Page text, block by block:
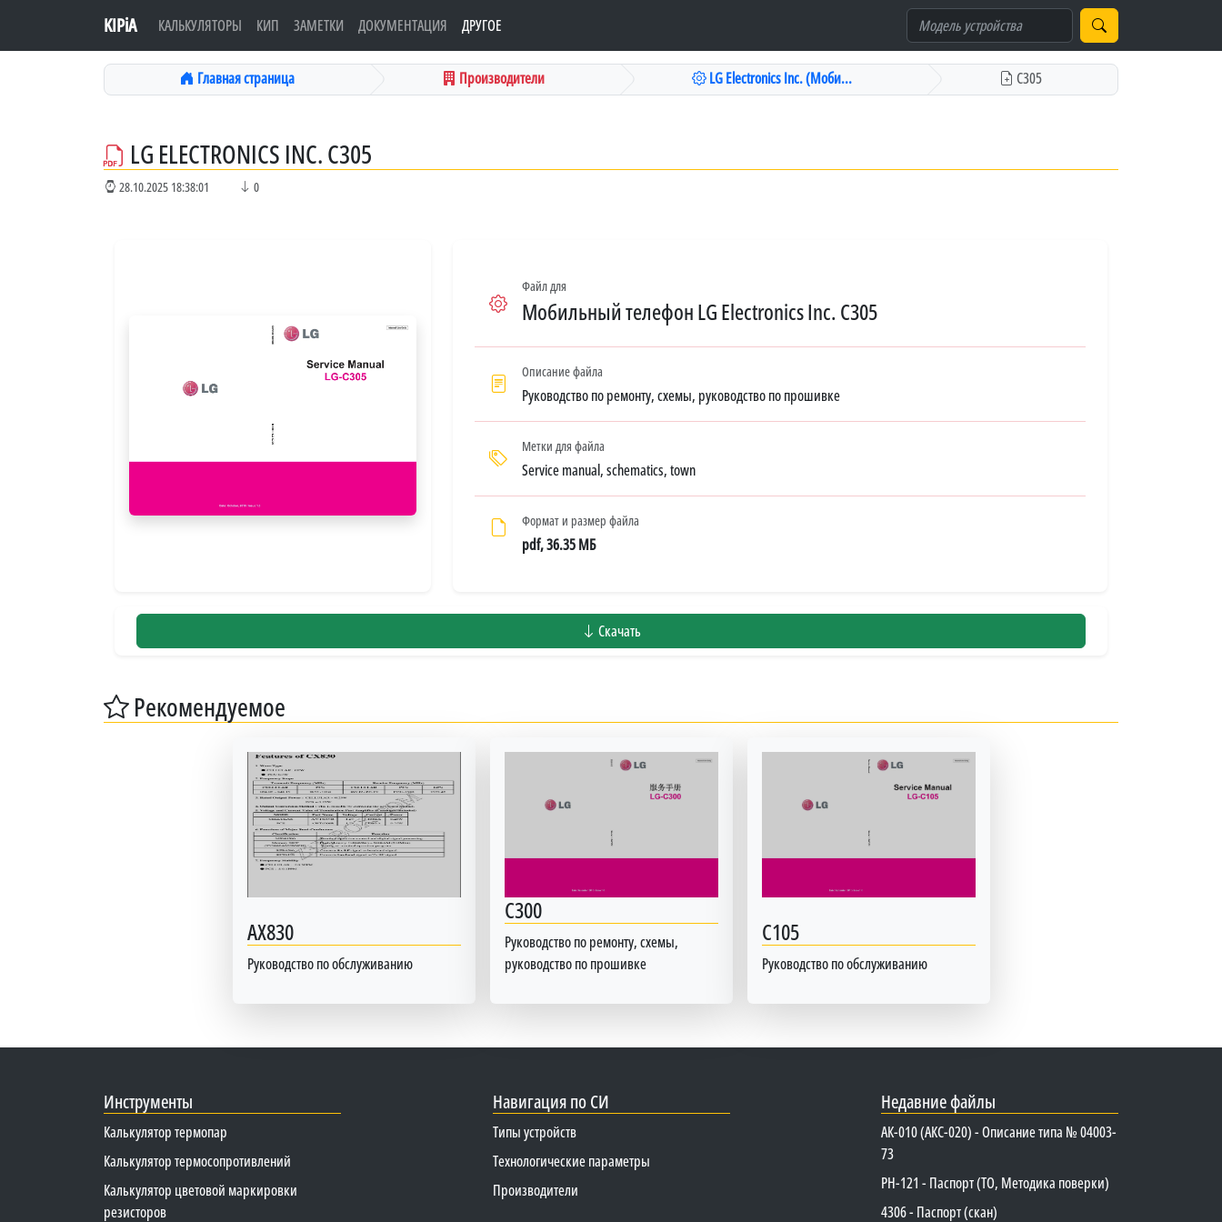
KIPiA КАЛЬКУЛЯТОРЫ КИП ЗАМЕТКИ ДОКУМЕНТАЦИЯ ДРУГОЕ
Главная страница Производители LG Electronics Inc. (Моби... C305
LG ELECTRONICS INC. C305
28.10.2025 18:38:01 0
Файл для
Мобильный телефон LG Electronics Inc. C305
Описание файла
Руководство по ремонту, схемы, руководство по прошивке
Метки для файла
Service manual, schematics, town
Формат и размер файла
pdf, 36.35 МБ
Скачать
Рекомендуемое
AX830
Руководство по обслуживанию
C300
Руководство по ремонту, схемы,
руководство по прошивке
C105
Руководство по обслуживанию
Инструменты
Калькулятор термопар
Калькулятор термосопротивлений
Калькулятор цветовой маркировки
резисторов
Навигация по СИ
Типы устройств
Технологические параметры
Производители
Недавние файлы
АК-010 (АКС-020) - Описание типа № 04003-
73
PH-121 - Паспорт (ТО, Методика поверки)
4306 - Паспорт (скан)